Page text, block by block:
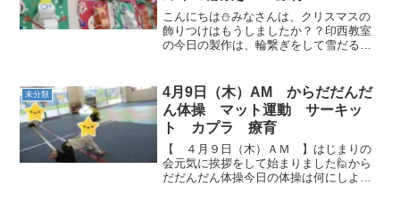
こんにちは⛄みなさんは、クリスマスの
飾りつけはもうしましたか？？印西教室
の今日の製作は、輪繋ぎをして雪だるま
ですよね❄❄ 【 １２月１４日（月）Ｐ
Ｍ 】はじまりの会さ...
未分類
4月9日（木）AM からだだんだ
ん体操 マット運動 サーキッ
ト カプラ 療育
【 ４月９日（木）ＡＭ 】はじまりの
会元気に挨拶をして始まりました🙋から
だだんだん体操今日の体操は何にしよう